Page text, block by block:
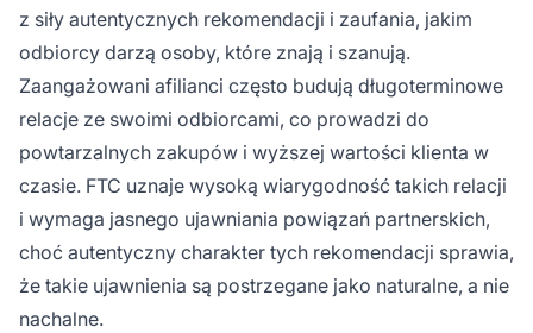
z siły autentycznych rekomendacji i zaufania, jakim
odbiorcy darzą osoby, które znają i szanują.
Zaangażowani afilianci często budują długoterminowe
relacje ze swoimi odbiorcami, co prowadzi do
powtarzalnych zakupów i wyższej wartości klienta w
czasie. FTC uznaje wysoką wiarygodność takich relacji
i wymaga jasnego ujawniania powiązań partnerskich,
choć autentyczny charakter tych rekomendacji sprawia,
że takie ujawnienia są postrzegane jako naturalne, a nie
nachalne.